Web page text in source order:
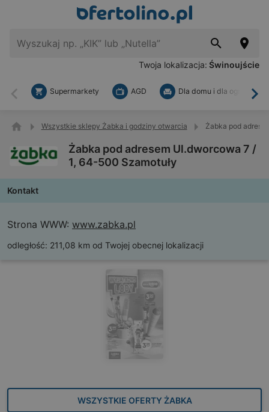
Twoja lokalizacja: Świnoujście
Wstecz
Supermarkety AGD Dla domu i dla ogrodu
Wszystkie sklepy Żabka i godziny otwarcia Żabka pod
Żabka pod adresem Ul.dworcowa 7 /
1, 64-500 Szamotuły
Kontakt
Strona WWW: www.zabka.pl
odległość: 211,08 km od Twojej obecnej lokalizacji
WSZYSTKIE OFERTY ŻABKA